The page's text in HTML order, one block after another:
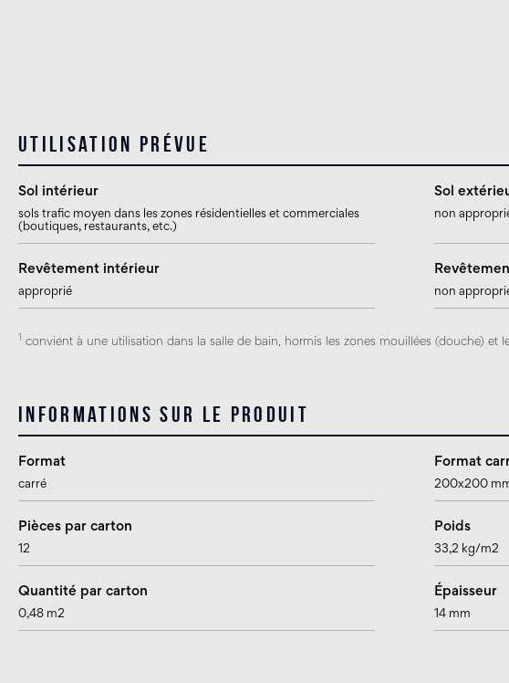
Utilisation prévue
Sol intérieur
sols trafic moyen dans les zones résidentielles et commerciales
(boutiques, restaurants, etc.)
Sol
non
Revêtement intérieur
approprié non
convient à une utilisation dans la salle de bain, hormis les zones mouillées (douche) et
Informations sur le produit
Format
carré
Format
200x200
Pièces par carton
12
Poids
33,2 kg/m2
Quantité par carton
0,48 m2
Épaisseur
14 mm